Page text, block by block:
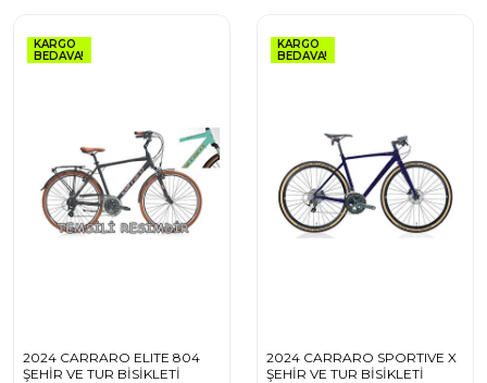
KARGO
BEDAVA!
2024 CARRARO ELITE 804
ŞEHİR VE TUR BİSİKLETİ
KARGO
BEDAVA!
2024 CARRARO SPORTIVE X
ŞEHİR VE TUR BİSİKLETİ